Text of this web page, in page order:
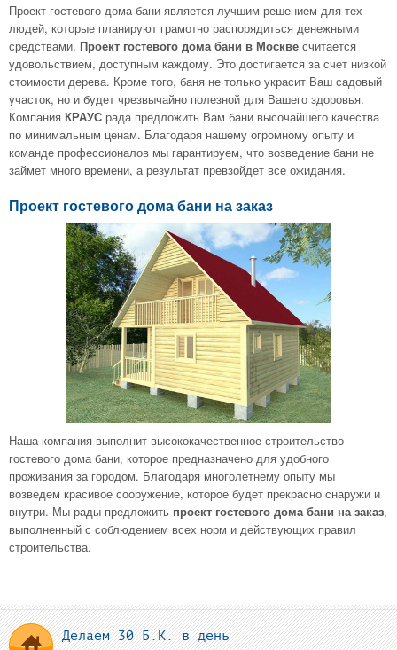
Проект гостевого дома бани является лучшим решением для тех
людей, которые планируют грамотно распорядиться денежными
средствами. Проект гостевого дома бани в Москве считается
удовольствием, доступным каждому. Это достигается за счет низкой
стоимости дерева. Кроме того, баня не только украсит Ваш садовый
участок, но и будет чрезвычайно полезной для Вашего здоровья.
Компания КРАУС рада предложить Вам бани высочайшего качества
по минимальным ценам. Благодаря нашему огромному опыту и
команде профессионалов мы гарантируем, что возведение бани не
займет много времени, а результат превзойдет все ожидания.
Проект гостевого дома бани на заказ
Наша компания выполнит высококачественное строительство
гостевого дома бани, которое предназначено для удобного
проживания за городом. Благодаря многолетнему опыту мы
возведем красивое сооружение, которое будет прекрасно снаружи и
внутри. Мы рады предложить проект гостевого дома бани на заказ,
выполненный с соблюдением всех норм и действующих правил
строительства.
Делаем 30 Б.К. в день